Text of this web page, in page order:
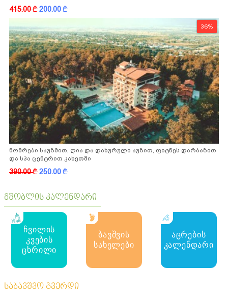
415.00k200.00k
36%
ნომრები საუზმით, ღია და დახურული აუზით, ფიტნეს დარბაზით
და სპა ცენტრით კახეთში
390.00k250.00k
მშობლის კალენდარი
ჩვილის
კვების
ცხრილი
ბავშვის
სახელები
აცრების
კალენდარი
საბავშვო გვერდი